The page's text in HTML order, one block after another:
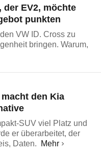
EV2, möchte
punkten
VW ID. Cross zu
bringen. Warum,
den Kia
SUV viel Platz und
er überarbeitet, der
Daten.
Mehr